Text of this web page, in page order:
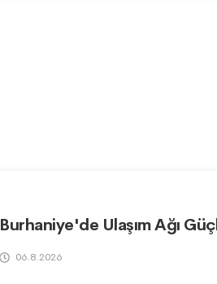
Burhaniye'de Ulaşım Ağı
06.8.2026